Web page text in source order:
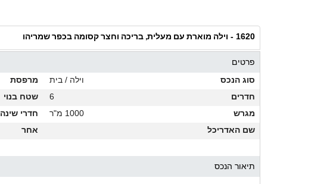
1620 - וילה מוארת עם מעלית, בריכה וחצר קסומה בכפר שמריהו
פרטים
סוג הנכס
וילה / בית
מרפסת
חדרים
6 שטח בנוי
מגרש
1000 מ"ר חדרי שינה
שם האדריכל
אחר
תיאור הנכס